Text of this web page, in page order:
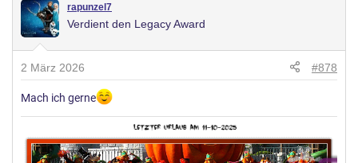
rapunzel7
Verdient den Legacy Award
2 März 2026 #878
Mach ich gerne